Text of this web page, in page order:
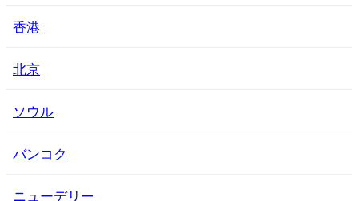
香港
北京
ソウル
バンコク
ニューデリー